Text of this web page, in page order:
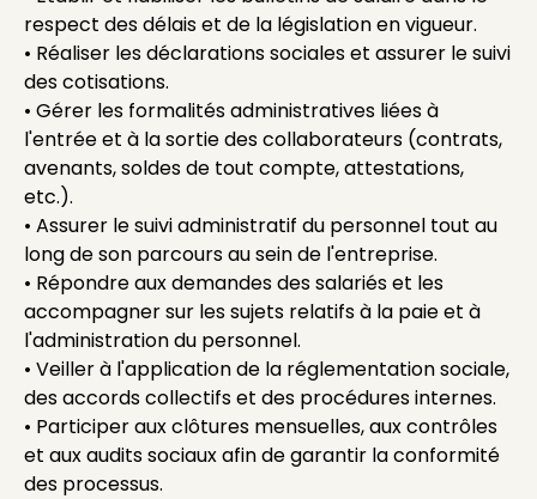
respect des délais et de la législation en vigueur.
• Réaliser les déclarations sociales et assurer le suivi
des cotisations.
• Gérer les formalités administratives liées à
l'entrée et à la sortie des collaborateurs (contrats,
avenants, soldes de tout compte, attestations,
etc.).
• Assurer le suivi administratif du personnel tout au
long de son parcours au sein de l'entreprise.
• Répondre aux demandes des salariés et les
accompagner sur les sujets relatifs à la paie et à
l'administration du personnel.
• Veiller à l'application de la réglementation sociale,
des accords collectifs et des procédures internes.
• Participer aux clôtures mensuelles, aux contrôles
et aux audits sociaux afin de garantir la conformité
des processus.